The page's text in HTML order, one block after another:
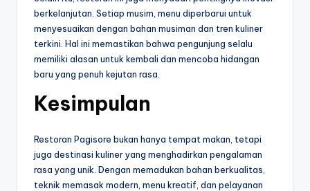
berkelanjutan. Setiap musim, menu diperbarui untuk
menyesuaikan dengan bahan musiman dan tren kuliner
terkini. Hal ini memastikan bahwa pengunjung selalu
memiliki alasan untuk kembali dan mencoba hidangan
baru yang penuh kejutan rasa.
Kesimpulan
Restoran Pagisore bukan hanya tempat makan, tetapi
juga destinasi kuliner yang menghadirkan pengalaman
rasa yang unik. Dengan memadukan bahan berkualitas,
teknik memasak modern, menu kreatif, dan pelayanan